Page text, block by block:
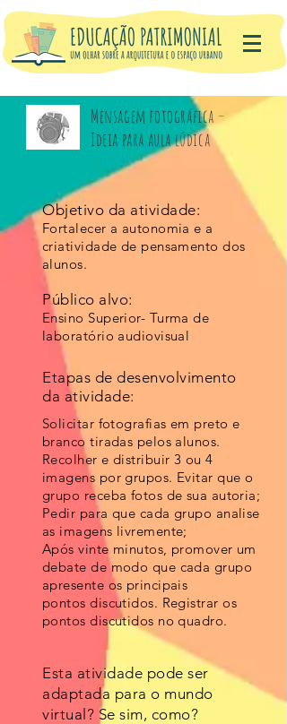
Mensagem fotográfica –
Ideia para aula lúdica
Objetivo da atividade:
Fortalecer a autonomia e a
criatividade de pensamento dos
alunos.
Ensino Superior- Turma de
laboratório audiovisual
Etapas de desenvolvimento
da atividade:
Solicitar fotografias em preto e
branco tiradas pelos alunos.
Recolher e distribuir 3 ou 4
imagens por grupos. Evitar que o
grupo receba fotos de sua autoria;
Pedir para que cada grupo analise
as imagens livremente;
Após vinte minutos, promover um
debate de modo que cada grupo
apresente os principais
pontosdiscutidos. Registrar os
pontos discutidos no quadro.
Esta atividade pode ser
adaptada para o mundo
virtual? Se sim, como?
Público alvo: